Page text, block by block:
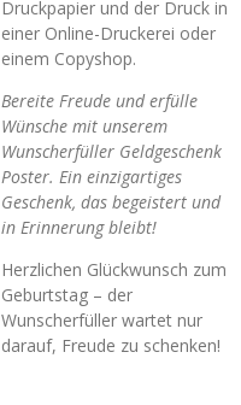
Druckpapier und der Druck in
einer Online-Druckerei oder
einem Copyshop.
Bereite Freude und erfülle
Wünsche mit unserem
Wunscherfüller Geldgeschenk
Poster. Ein einzigartiges
Geschenk, das begeistert und
in Erinnerung bleibt!
Herzlichen Glückwunsch zum
Geburtstag – der
Wunscherfüller wartet nur
darauf, Freude zu schenken!